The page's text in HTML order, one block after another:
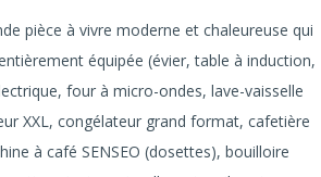
pièce à vivre moderne et chaleureuse qui
équipée (évier, table à induction,
four à micro-ondes, lave-vaisselle
XXL, congélateur grand format, cafetière
à café SENSEO (dosettes), bouilloire